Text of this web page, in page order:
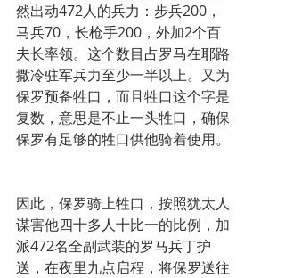
然出动472人的兵力：步兵200，
马兵70，长枪手200，外加2个百
夫长率领。这个数目占罗马在耶路
撒冷驻军兵力至少一半以上。又为
保罗预备牲口，而且牲口这个字是
复数，意思是不止一头牲口，确保
保罗有足够的牲口供他骑着使用。
因此，保罗骑上牲口，按照犹太人
谋害他四十多人十比一的比例，加
派472名全副武装的罗马兵丁护
送，在夜里九点启程，将保罗送往